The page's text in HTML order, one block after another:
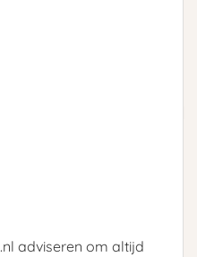
adviseren om altijd